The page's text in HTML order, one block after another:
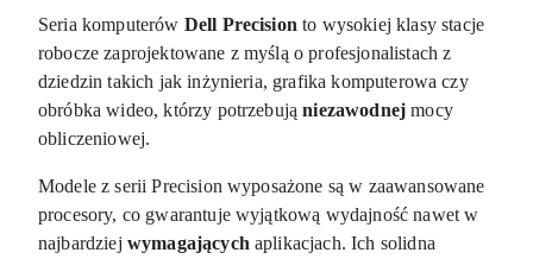
Seria komputerów Dell Precisionto wysokiej klasy stacje
robocze zaprojektowane z myślą o profesjonalistach z
dziedzin takich jak inżynieria, grafika komputerowa czy
obróbka wideo, którzy potrzebująniezawodnejmocy
obliczeniowej.
Modele z serii Precision wyposażone są w zaawansowane
procesory, co gwarantuje wyjątkową wydajność nawet w
najbardziej wymagających aplikacjach. Ich solidna